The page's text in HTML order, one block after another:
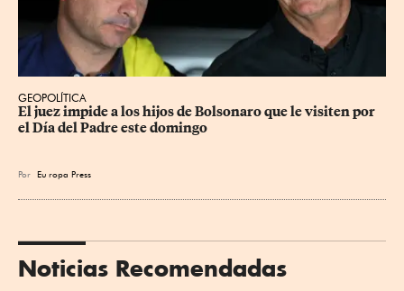
GEOPOLÍTICA
El juez impide a los hijos de Bolsonaro que le visiten por
el Día del Padre este domingo
Por Eu ropa Press
Noticias Recomendadas